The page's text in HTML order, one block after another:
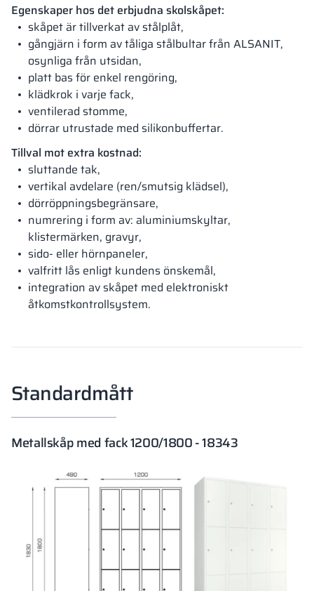
Egenskaper hos det erbjudna skolskåpet:
skåpet är tillverkat av stålplåt,
gångjärn i form av tåliga stålbultar från ALSANIT,
osynliga från utsidan,
platt bas för enkel rengöring,
klädkrok i varje fack,
ventilerad stomme,
dörrar utrustade med silikonbuffertar.
Tillval mot extra kostnad:
sluttande tak,
vertikal avdelare (ren/smutsig klädsel),
dörröppningsbegränsare,
numrering i form av: aluminiumskyltar,
klistermärken, gravyr,
sido- eller hörnpaneler,
valfritt lås enligt kundens önskemål,
integration av skåpet med elektroniskt
åtkomstkontrollsystem.
Standardmått
Metallskåp med fack 1200/1800 - 18343